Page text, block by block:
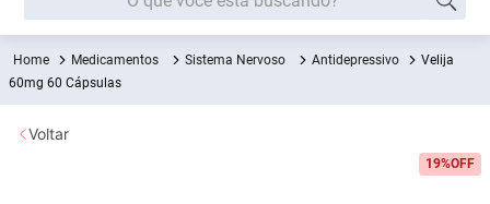
Medicamentos Sistema Nervoso Antidepressivo
Velija
60mg 60 Cápsulas
19%OFF
Voltar
Termos mais buscados
1º Fralda
2